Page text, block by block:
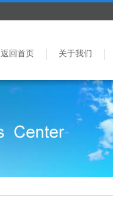
返回首页 关于我们